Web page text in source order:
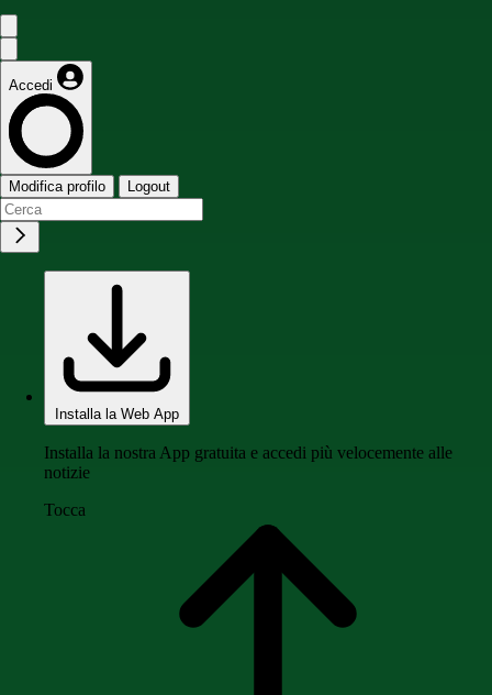
Accedi
Modifica profilo Logout
Installa la Web App
Installa la nostra App gratuita e accedi più velocemente alle
notizie
Tocca